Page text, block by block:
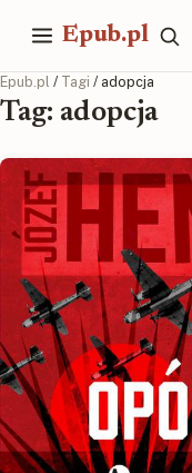
Epub.pl
Epub.pl / Tagi / adopcja
Tag: adopcja